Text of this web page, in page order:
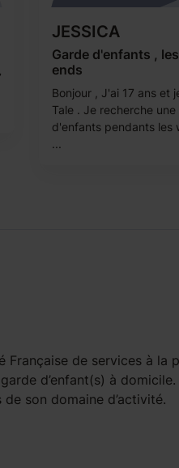
JESSICA
Garde d'enfants ,
ends
Bonjour , J'ai 17 ans et
Tale . Je recherche
d'enfants pendants les
...
Française de services à la
d’enfant(s) à domicile.
son domaine d’activité.